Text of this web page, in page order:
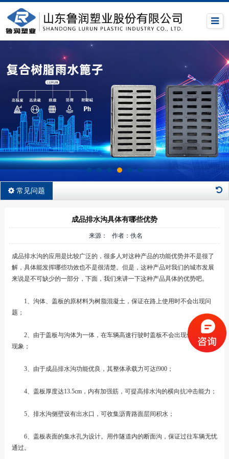
常见问题
成品排水沟具体有哪些优势
来源： 作者：佚名
成品排水沟的应用是比较广泛的，很多人对这种产品的功能优势并不是很了
解，具体能发挥哪些功效也不是很清楚。但是，这种产品对我们的城市发展
来说是不可缺少的一部分，下面，我们来讲一下这种产品具体的优势吧。
1、沟体、盖板的原材料为树脂混凝土，保证在路上使用时不会出现问
题；
2、由于盖板与沟体为一体，在车辆高速行驶时盖板不会出现位移或跳板
现象；
3、由于成品排水沟功能优良，其整体承载力可达f900；
4、盖板厚度达13.5cm，内有加强筋，可提高排水沟的横向抗冲击能力；
5、排水沟侧壁设有出水口，可收集沥青路面层间积水；
6、盖板表面的集水孔为设计。用作隧道内的断面沟，保证过往车辆无忧
通过。